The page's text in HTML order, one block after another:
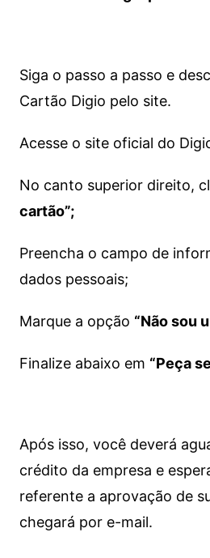
Siga o passo a passo e
Cartão Digio pelo site.
Acesse o site oficial do
No canto superior direito,
cartão”;
Preencha o campo de
dados pessoais;
Marque a opção “Não sou
Finalize abaixo em “Peça
Após isso, você deverá
crédito da empresa e
referente a aprovação de
chegará por e-mail.